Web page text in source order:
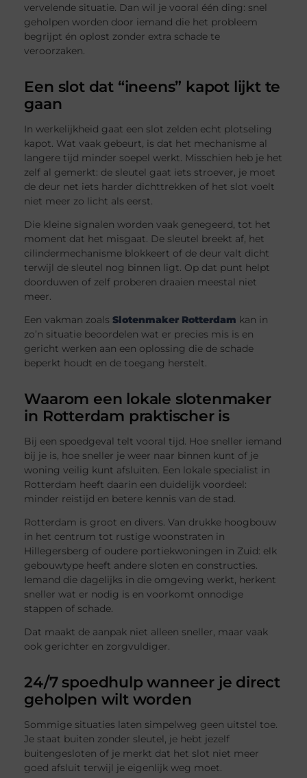
vervelende situatie. Dan wil je vooral één ding: snel
geholpen worden door iemand die het probleem
begrijpt én oplost zonder extra schade te
veroorzaken.
Een slot dat “ineens” kapot lijkt te
gaan
In werkelijkheid gaat een slot zelden echt plotseling
kapot. Wat vaak gebeurt, is dat het mechanisme al
langere tijd minder soepel werkt. Misschien heb je het
zelf al gemerkt: de sleutel gaat iets stroever, je moet
de deur net iets harder dichttrekken of het slot voelt
niet meer zo licht als eerst.
Die kleine signalen worden vaak genegeerd, tot het
moment dat het misgaat. De sleutel breekt af, het
cilindermechanisme blokkeert of de deur valt dicht
terwijl de sleutel nog binnen ligt. Op dat punt helpt
doorduwen of zelf proberen draaien meestal niet
meer.
Een vakman zoalsSlotenmaker Rotterdam kan in
zo’n situatie beoordelen wat er precies mis is en
gericht werken aan een oplossing die de schade
beperkt houdt en de toegang herstelt.
Waarom een lokale slotenmaker
in Rotterdam praktischer is
Bij een spoedgeval telt vooral tijd. Hoe sneller iemand
bij je is, hoe sneller je weer naar binnen kunt of je
woning veilig kunt afsluiten. Een lokale specialist in
Rotterdam heeft daarin een duidelijk voordeel:
minder reistijd en betere kennis van de stad.
Rotterdam is groot en divers. Van drukke hoogbouw
in het centrum tot rustige woonstraten in
Hillegersberg of oudere portiekwoningen in Zuid: elk
gebouwtype heeft andere sloten en constructies.
Iemand die dagelijks in die omgeving werkt, herkent
sneller wat er nodig is en voorkomt onnodige
stappen of schade.
Dat maakt de aanpak niet alleen sneller, maar vaak
ook gerichter en zorgvuldiger.
24/7 spoedhulp wanneer je direct
geholpen wilt worden
Sommige situaties laten simpelweg geen uitstel toe.
Je staat buiten zonder sleutel, je hebt jezelf
buitengesloten of je merkt dat het slot niet meer
goed afsluit terwijl je eigenlijk weg moet.